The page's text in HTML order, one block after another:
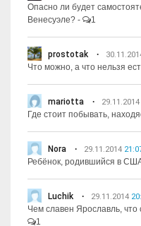
Опасно ли будет
Венесуэле? - 1
prostotak
Что можно, а что нельзя
mariotta 29.11.2014
Где стоит побывать,
Nora 29.11.2014
Ребёнок, родившийся в
Luchik 29.11.2014
Чем славен Ярославль, что
1